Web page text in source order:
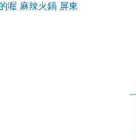
喔 麻辣火鍋 屏東